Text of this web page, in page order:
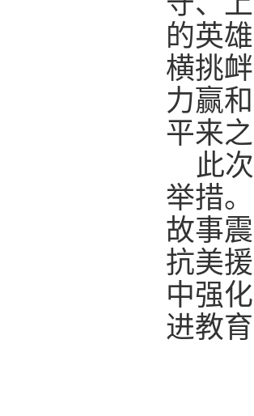
的英
横挑
力赢
平来
此
举措
故事
抗美
中强
进教